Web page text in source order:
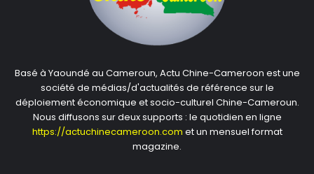
Basé à Yaoundé au Cameroun, Actu Chine-Cameroon est une
société de médias/d'actualités de référence sur le
déploiement économique et socio-culturel Chine-Cameroun.
Nous diffusons sur deux supports : le quotidien en ligne
https://actuchinecameroon.com et un mensuel format
magazine.